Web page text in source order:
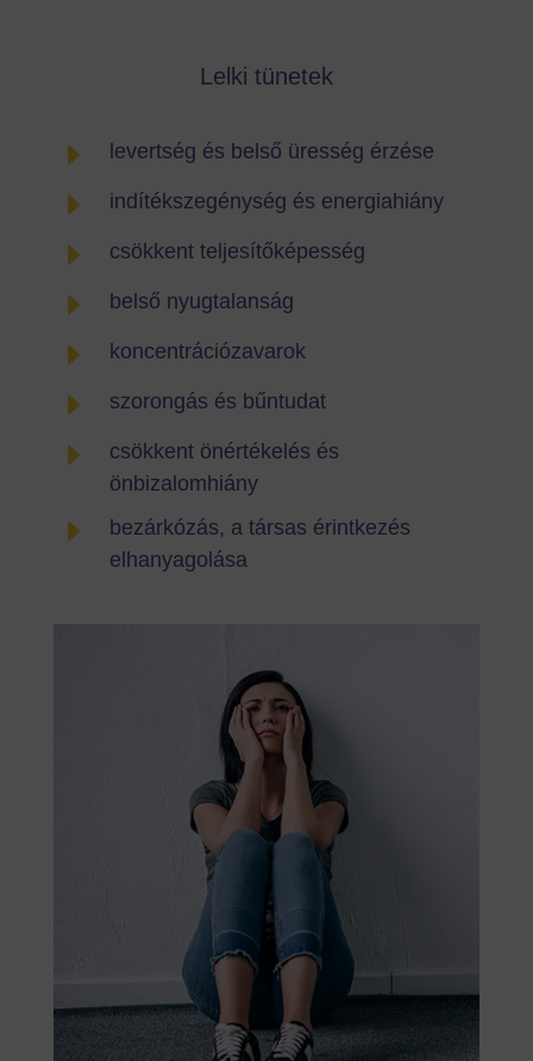
Lelki tünetek
E levertség és belső üresség érzése
E indítékszegénység és energiahiány
E csökkent teljesítőképesség
E belső nyugtalanság
E koncentrációzavarok
E szorongás és bűntudat
E
csökkent önértékelés és
önbizalomhiány
E
bezárkózás, a társas érintkezés
elhanyagolása